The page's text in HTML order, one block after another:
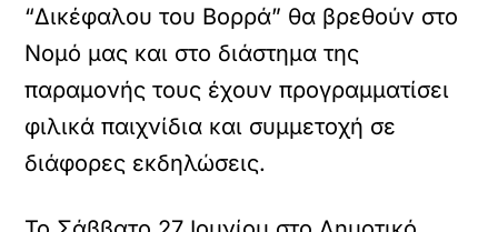
“Δικέφαλου του Βορρά” θα βρεθούν στο
Νομό μας και στο διάστημα της
παραμονής τους έχουν προγραμματίσει
φιλικά παιχνίδια και συμμετοχή σε
διάφορες εκδηλώσεις.